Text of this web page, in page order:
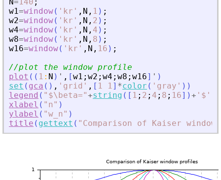
w1=window( ' kr ' , N , 1 ) ;
w2=window( ' kr ' , N , 2 ) ;
w4=window( ' kr ' , N , 4 ) ;
w8=window( ' kr ' , N , 8 ) ;
w16=window( ' kr ' , N , 16 ) ;
//plot the window profile
plot ( ( 1 : N ) ' , [w1 ; w2 ; w4 ; w8 ; w16] ' )
set ( gca ( ) , ' grid ' , [ 1 1] *color ( ' gray ' ) )
legend ( " $\beta="+string ( [ 1 ; 2 ; 4 ; 8 ; 16] )+ ' $ '
xlabel ( " n" )
ylabel ( "w_n" )
title ( gettext ( " Comparison of Kaiser